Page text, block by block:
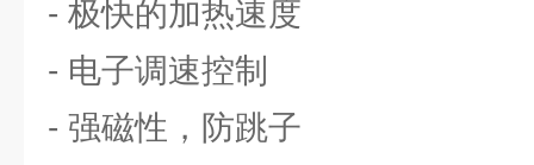
- 极快的加热速度
- 电子调速控制
- 强磁性，防跳子